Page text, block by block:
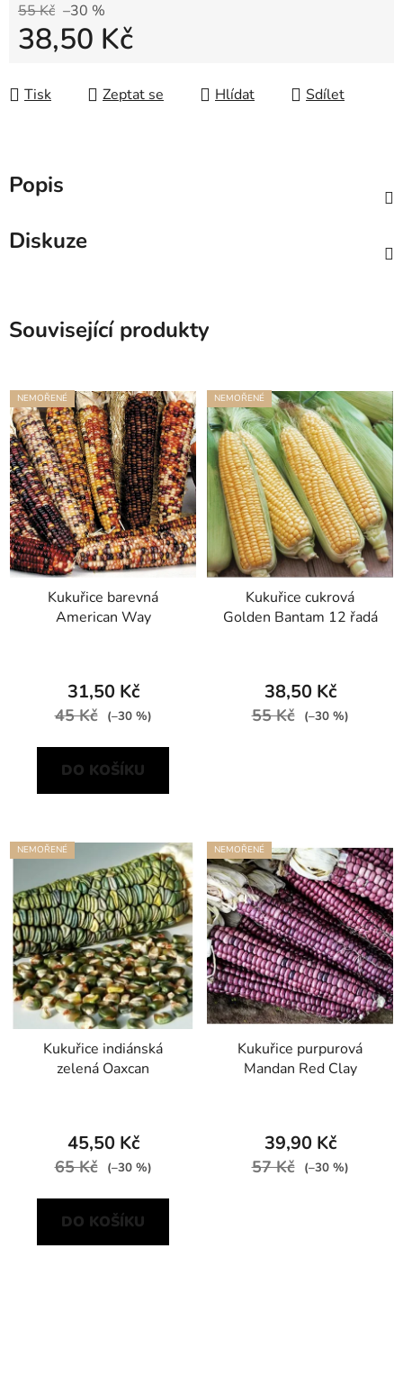
55 Kč –30 %
38,50 Kč
Tisk
Zeptat se Hlídat Sdílet
Popis
Diskuze
Související produkty
NEMOŘENÉ
Kukuřice barevná
American Way
31,50 Kč
45 Kč (–30 %)
DO KOŠÍKU
NEMOŘENÉ
Kukuřice cukrová
Golden Bantam 12 řadá
38,50 Kč
55 Kč (–30 %)
NEMOŘENÉ
Kukuřice indiánská
zelená Oaxcan
45,50 Kč
65 Kč (–30 %)
DO KOŠÍKU
NEMOŘENÉ
Kukuřice purpurová
Mandan Red Clay
39,90 Kč
57 Kč (–30 %)